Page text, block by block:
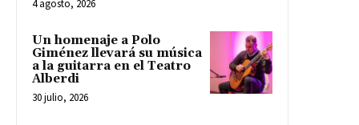
4 agosto, 2026
Un homenaje a Polo
Giménez llevará su música
a la guitarra en el Teatro
Alberdi
30 julio, 2026